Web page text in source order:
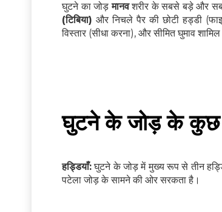
घुटने का जोड़मानवशरीर के सबसे बड़े और
(टिबिया) और निचले पैर की छोटी हड्डी
विस्तार (सीधा करना), और सीमित घुमाव
घुटने के जोड़ के कुछ
हड्डियाँ:घुटने के जोड़ में मुख्य रूप से तीन
पटेला जोड़ के सामने की ओर सरकता है।